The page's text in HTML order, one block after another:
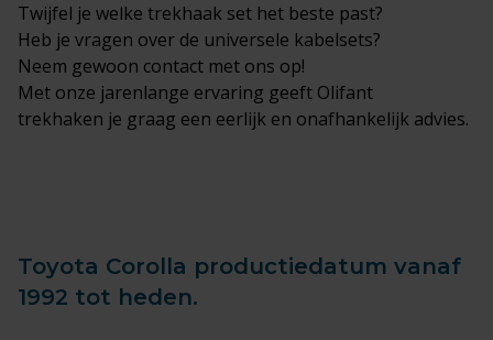
Twijfel je welke trekhaak set het beste past?
Heb je vragen over de universele kabelsets?
Neem gewoon contact met ons op!
Met onze jarenlange ervaring geeft Olifant
trekhaken je graag een eerlijk en onafhankelijk advies.
Toyota Corolla productiedatum vanaf
1992 tot heden.